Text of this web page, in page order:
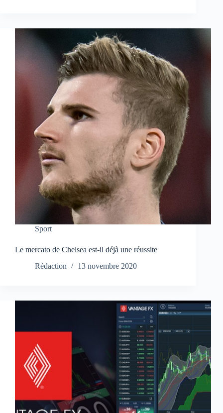
Sport
Le mercato de Chelsea est-il déjà une réussite
Rédaction
13 novembre 2020